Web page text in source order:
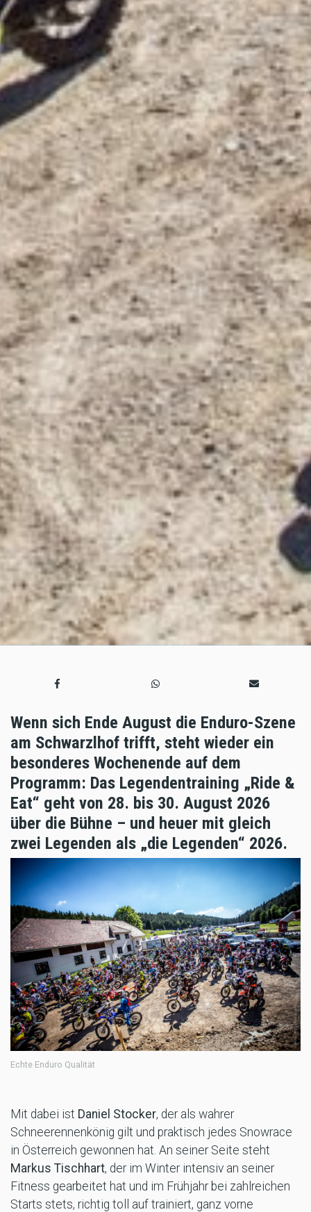
Wenn sich Ende August die Enduro-Szene
am Schwarzlhof trifft, steht wieder ein
besonderes Wochenende auf dem
Programm: Das Legendentraining „Ride &
Eat“ geht von 28. bis 30. August 2026
über die Bühne – und heuer mit gleich
zwei Legenden als „die Legenden“ 2026.
Echte Enduro Qualität
Mit dabei ist Daniel Stocker, der als wahrer
Schneerennenkönig gilt und praktisch jedes Snowrace
in Österreich gewonnen hat. An seiner Seite steht
Markus Tischhart, der im Winter intensiv an seiner
Fitness gearbeitet hat und im Frühjahr bei zahlreichen
Starts stets, richtig toll auf trainiert, ganz vorne